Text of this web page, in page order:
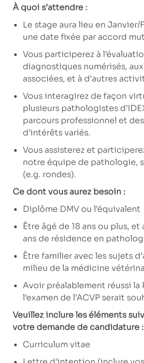
À quoi s’attendre :
Le stage aura lieu en Janvier/
une date fixée par accord
Vous participerez à
diagnostiques numérisés,
associées, et à d’autres
Vous interagirez de façon
plusieurs pathologistes
parcours professionnel et
d’intérêts variés.
Vous assisterez et
notre équipe de pathologie,
(e.g. rondes).
Ce dont vous aurez besoin :
Diplôme DMV ou l’équivalent
Être âgé de 18 ans ou plus,
ans de résidence en
Être familier avec les sujets
milieu de la médicine
Avoir préalablement réussi la
l’examen de l’ACVP serait
Veuillez inclure les éléments
votre demande de candidature :
Curriculum vitae